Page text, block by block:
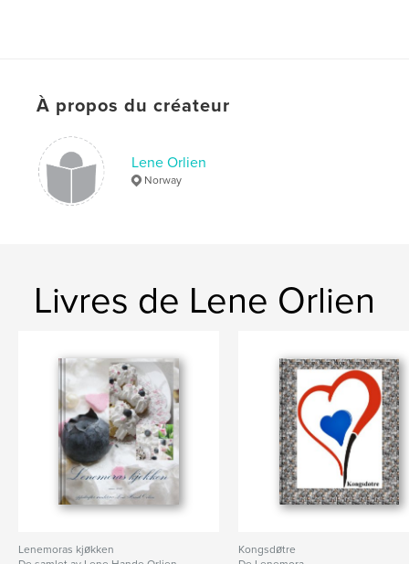
À propos du créateur
Lene Orlien
Norway
Livres de Lene Orlien
Lenemoras kjøkken
Kongsdøtre